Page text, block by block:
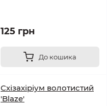
125 грн
До кошика
Схізахіріум волотистий
'Blaze'